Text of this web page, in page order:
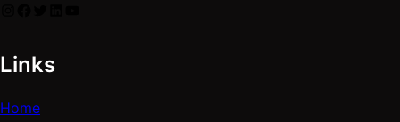
Links
Home